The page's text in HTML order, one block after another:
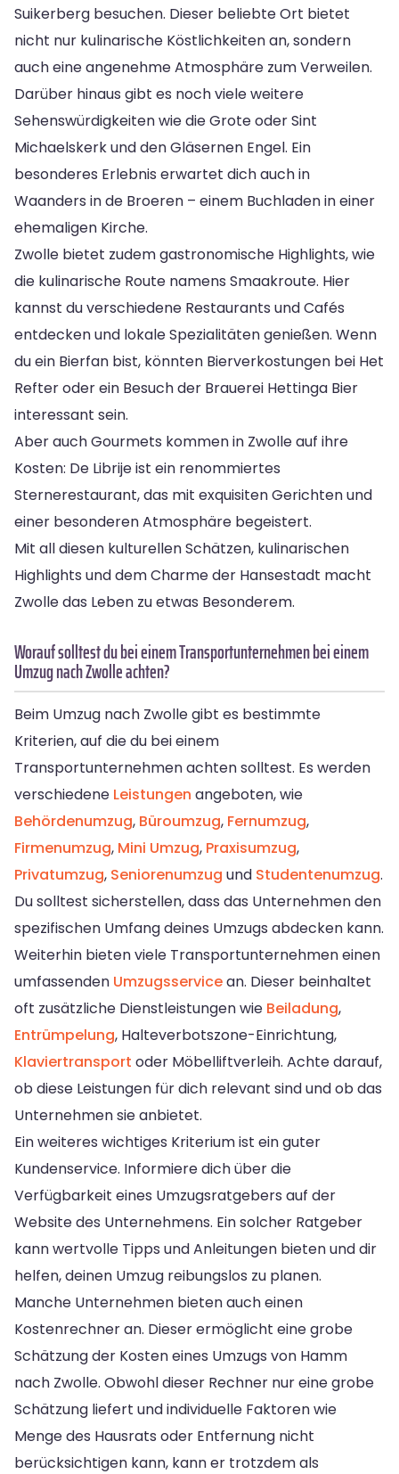
Suikerberg besuchen. Dieser beliebte Ort bietet
nicht nur kulinarische Köstlichkeiten an, sondern
auch eine angenehme Atmosphäre zum Verweilen.
Darüber hinaus gibt es noch viele weitere
Sehenswürdigkeiten wie die Grote oder Sint
Michaelskerk und den Gläsernen Engel. Ein
besonderes Erlebnis erwartet dich auch in
Waanders in de Broeren – einem Buchladen in einer
ehemaligen Kirche.
Zwolle bietet zudem gastronomische Highlights, wie
die kulinarische Route namens Smaakroute. Hier
kannst du verschiedene Restaurants und Cafés
entdecken und lokale Spezialitäten genießen. Wenn
du ein Bierfan bist, könnten Bierverkostungen bei Het
Refter oder ein Besuch der Brauerei Hettinga Bier
interessant sein.
Aber auch Gourmets kommen in Zwolle auf ihre
Kosten: De Librije ist ein renommiertes
Sternerestaurant, das mit exquisiten Gerichten und
einer besonderen Atmosphäre begeistert.
Mit all diesen kulturellen Schätzen, kulinarischen
Highlights und dem Charme der Hansestadt macht
Zwolle das Leben zu etwas Besonderem.
Worauf solltest du bei einem Transportunternehmen bei einem
Umzug nach Zwolle achten?
Beim Umzug nach Zwolle gibt es bestimmte
Kriterien, auf die du bei einem
Transportunternehmen achten solltest. Es werden
verschiedene Leistungen angeboten, wie
Behördenumzug, Büroumzug, Fernumzug,
Firmenumzug, Mini Umzug, Praxisumzug,
Privatumzug, Seniorenumzug und Studentenumzug.
Du solltest sicherstellen, dass das Unternehmen den
spezifischen Umfang deines Umzugs abdecken kann.
Weiterhin bieten viele Transportunternehmen einen
umfassenden Umzugsservicean. Dieser beinhaltet
oft zusätzliche Dienstleistungen wie Beiladung,
Entrümpelung, Halteverbotszone-Einrichtung,
Klaviertransport oder Möbelliftverleih. Achte darauf,
ob diese Leistungen für dich relevant sind und ob das
Unternehmen sie anbietet.
Ein weiteres wichtiges Kriterium ist ein guter
Kundenservice. Informiere dich über die
Verfügbarkeit eines Umzugsratgebers auf der
Website des Unternehmens. Ein solcher Ratgeber
kann wertvolle Tipps und Anleitungen bieten und dir
helfen, deinen Umzug reibungslos zu planen.
Manche Unternehmen bieten auch einen
Kostenrechner an. Dieser ermöglicht eine grobe
Schätzung der Kosten eines Umzugs von Hamm
nach Zwolle. Obwohl dieser Rechner nur eine grobe
Schätzung liefert und individuelle Faktoren wie
Menge des Hausrats oder Entfernung nicht
berücksichtigen kann, kann er trotzdem als